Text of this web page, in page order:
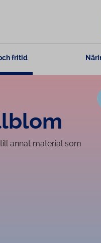
fritid
annat material som